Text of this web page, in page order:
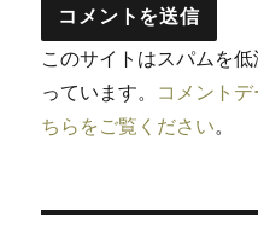
このサイトはスパムを
っています。 コメント
ちらをご覧ください。